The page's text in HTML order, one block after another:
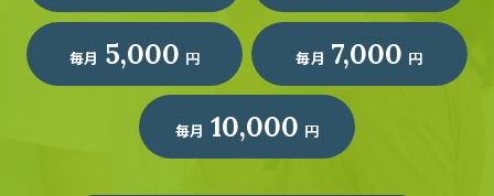
毎月 5,000 円 毎月 7,000 円
毎月 10,000 円